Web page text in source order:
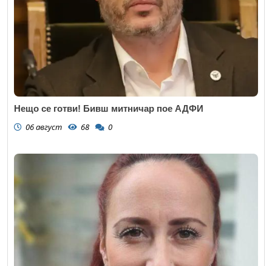
Нещо се готви! Бивш митничар пое АДФИ
06 август 68 0